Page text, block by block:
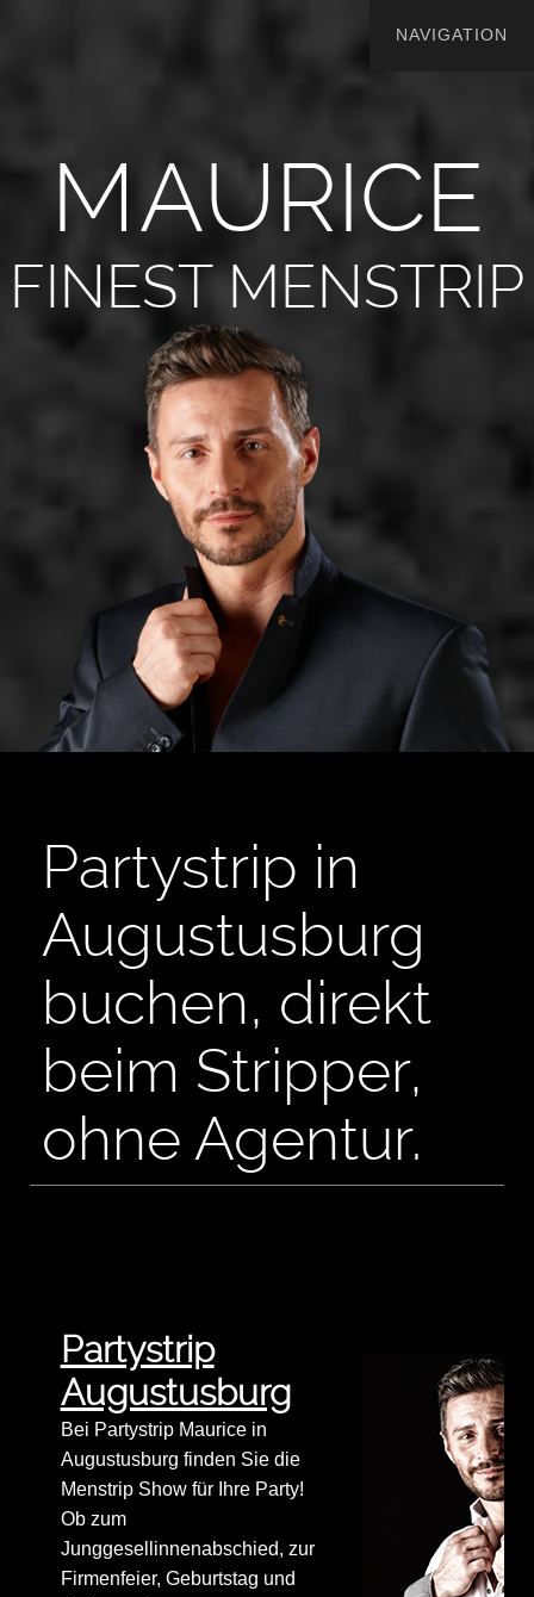
MAURICE
FINEST MENSTRIP
Partystrip in
Augustusburg
buchen, direkt
beim Stripper,
ohne Agentur.
Partystrip
Augustusburg
Bei Partystrip Maurice in
Augustusburg finden Sie die
Menstrip Show für Ihre Party!
Ob zum
Junggesellinnenabschied, zur
Firmenfeier, Geburtstag und